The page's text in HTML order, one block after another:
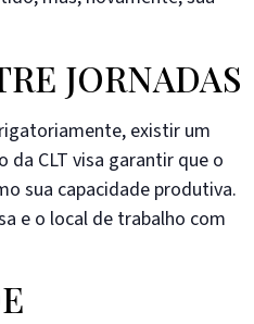
JORNADAS
existir um
CLT visa garantir que o
sua capacidade produtiva.
e o local de trabalho com